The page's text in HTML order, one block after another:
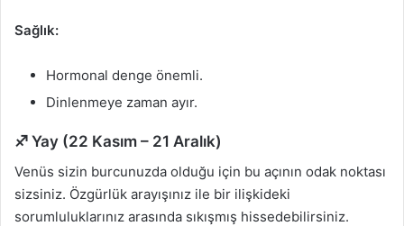
Sağlık:
Hormonal denge önemli.
Dinlenmeye zaman ayır.
♐ Yay (22 Kasım – 21 Aralık)
Venüs sizin burcunuzda olduğu için bu açının odak noktası
sizsiniz. Özgürlük arayışınız ile bir ilişkideki
sorumluluklarınız arasında sıkışmış hissedebilirsiniz.